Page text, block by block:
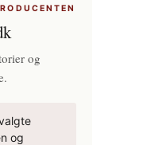
og
og